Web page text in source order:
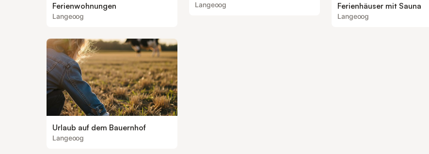
Ferienwohnungen
Langeoog
Langeoog
Ferienhäuser mit Sauna
Langeoog
Urlaub auf dem Bauernhof
Langeoog